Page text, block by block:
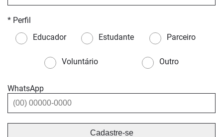
* Perfil
Educador
Estudante Parceiro
Voluntário Outro
WhatsApp